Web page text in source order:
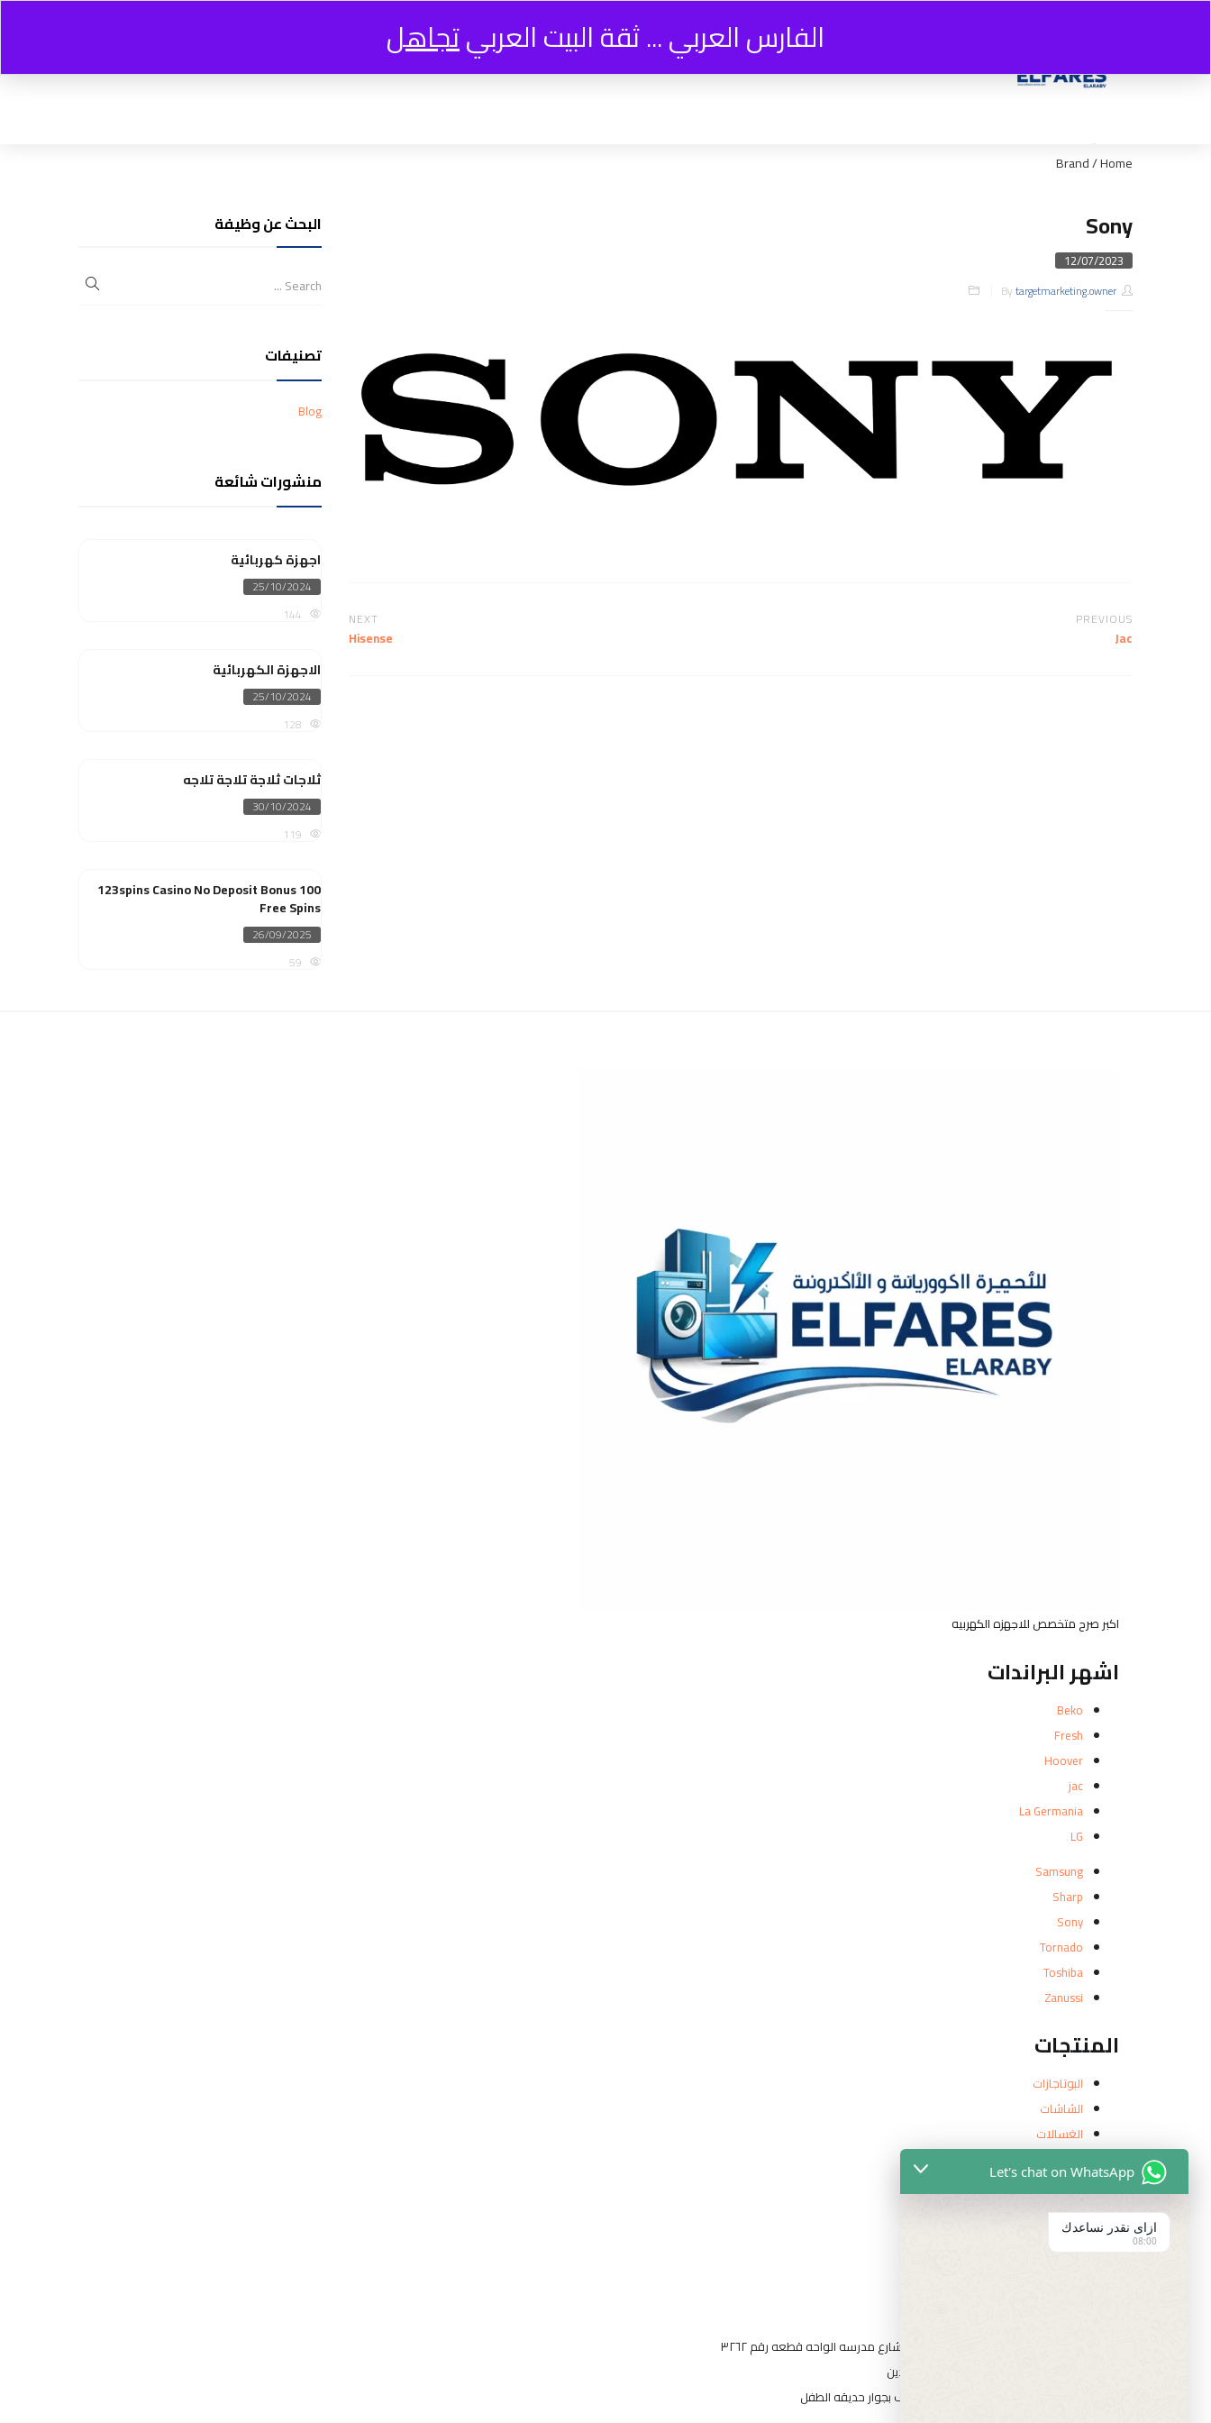
الفارس العربي ... ثقة البيت العربيتجاهل Compare
Home
/
Brand
Sony
Posted
on
12/07/2023
targetmarketing.owner
PREVIOUS
Jac
NEXT
Hisense
البحث عن وظيفة
تصنيفات
Blog
منشورات شائعة
اجهزة كهربائية
Posted
on
25/10/2024
الاجهزة الكهربائية
Posted
on
25/10/2024
ثلاجات ثلاجة تلاجة تلاجه
Posted
on
30/10/2024
123spins Casino No Deposit Bonus 100
Free Spins
Posted
on
26/09/2025
اكبر صرح متخصص للاجهزه الكهربيه
اشهر البراندات
Beko
Fresh
Hoover
jac
La Germania
LG
Samsung
Sharp
Sony
Tornado
Toshiba
Zanussi
المنتجات
البوتاجازات
الشاشات
الغسالات
ديب فريزر
رفايع
مبردات وتهويه
المقطم الهضبه الوسطي الحي التاني شارع مدرسه الواحه قطعه رقم ٣٢٦٢
Let's chat on WhatsApp
ازاى نقدر نساعدك
08:00